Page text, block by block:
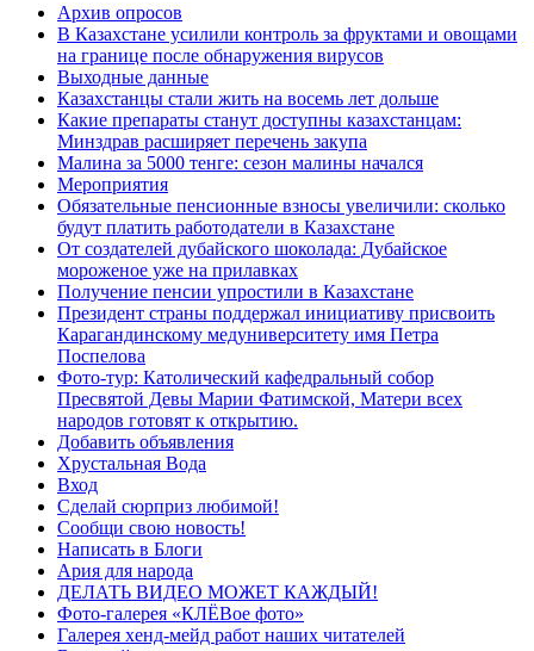
Архив опросов
В Казахстане усилили контроль за фруктами и овощами
на границе после обнаружения вирусов
Выходные данные
Казахстанцы стали жить на восемь лет дольше
Какие препараты станут доступны казахстанцам:
Минздрав расширяет перечень закупа
Малина за 5000 тенге: сезон малины начался
Мероприятия
Обязательные пенсионные взносы увеличили: сколько
будут платить работодатели в Казахстане
От создателей дубайского шоколада: Дубайское
мороженое уже на прилавках
Получение пенсии упростили в Казахстане
Президент страны поддержал инициативу присвоить
Карагандинскому медуниверситету имя Петра
Поспелова
Фото-тур: Католический кафедральный собор
Пресвятой Девы Марии Фатимской, Матери всех
народов готовят к открытию.
Добавить объявления
Хрустальная Вода
Вход
Сделай сюрприз любимой!
Сообщи свою новость!
Написать в Блоги
Ария для народа
ДЕЛАТЬ ВИДЕО МОЖЕТ КАЖДЫЙ!
Фото-галерея «КЛЁВое фото»
Галерея хенд-мейд работ наших читателей